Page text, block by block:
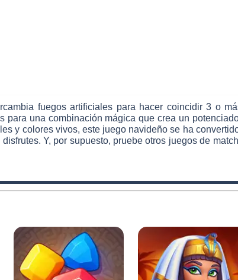
fuegos artificiales para hacer coincidir 3 o
una combinación mágica que crea un
y colores vivos, este juego navideño se ha
Y, por supuesto, pruebe otros juegos de